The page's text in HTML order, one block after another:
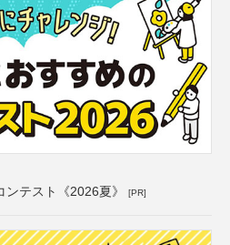
ンテスト《2026夏》 [PR]